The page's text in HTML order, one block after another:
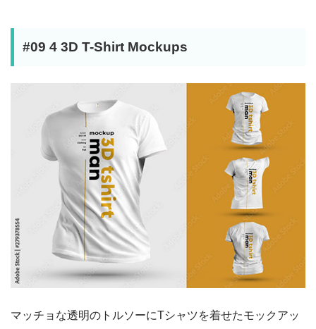
#09 4 3D T-Shirt Mockups
マッチョな透明のトルソーにTシャツを着せたモックアッ